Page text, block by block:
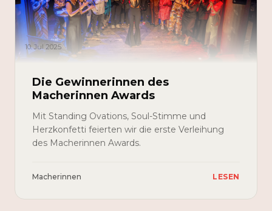
10. Jul 2025
Die Gewinnerinnen des
Macherinnen Awards
Mit Standing Ovations, Soul-Stimme und
Herzkonfetti feierten wir die erste Verleihung
des Macherinnen Awards.
Macherinnen LESEN